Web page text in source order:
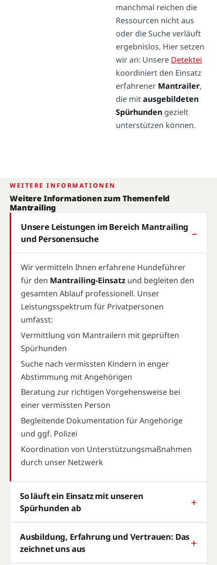
manchmal reichen die
Ressourcen nicht aus
oder die Suche verläuft
ergebnislos. Hier setzen
wir an: Unsere Detektei
koordiniert den Einsatz
erfahrener Mantrailer,
die mitausgebildeten
Spürhunden gezielt
unterstützen können.
WEITERE INFORMATIONEN
Weitere Informationen zum Themenfeld
Mantrailing
Unsere Leistungen im Bereich Mantrailing
und Personensuche
Wir vermitteln Ihnen erfahrene Hundeführer
für den Mantrailing-Einsatz und begleiten den
gesamten Ablauf professionell. Unser
Leistungsspektrum für Privatpersonen
umfasst:
Vermittlung von Mantrailern mit geprüften
Spürhunden
Suche nach vermissten Kindern in enger
Abstimmung mit Angehörigen
Beratung zur richtigen Vorgehensweise bei
einer vermissten Person
Begleitende Dokumentation für Angehörige
und ggf. Polizei
Koordination von Unterstützungsmaßnahmen
durch unser Netzwerk
So läuft ein Einsatz mit unseren
Spürhunden ab
Ausbildung, Erfahrung und Vertrauen: Das
zeichnet uns aus